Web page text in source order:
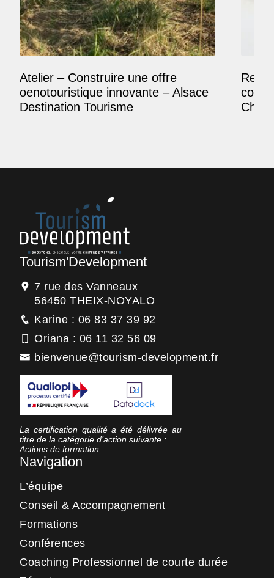
Atelier – Construire une offre
oenotouristique innovante – Alsace
Destination Tourisme
Tourism'Development
7 rue des Vanneaux
56450 THEIX-NOYALO
Karine : 06 83 37 39 92
Oriana : 06 11 32 56 09
bienvenue@tourism-development.fr
La certification qualité a été délivrée au
titre de la catégorie d’action suivante :
Actions de formation
Navigation
L’équipe
Conseil & Accompagnement
Formations
Conférences
Coaching Professionnel de courte durée